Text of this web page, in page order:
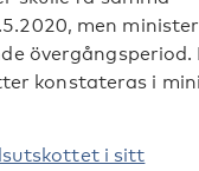
men
övergångsperiod.
konstateras i
i sitt